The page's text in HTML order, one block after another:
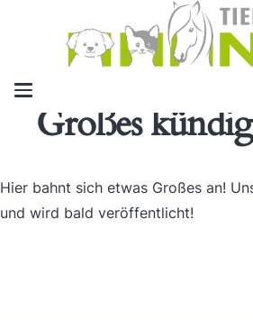
Großes
Hier bahnt sich etwas Großes an!
und wird bald veröffentlicht!